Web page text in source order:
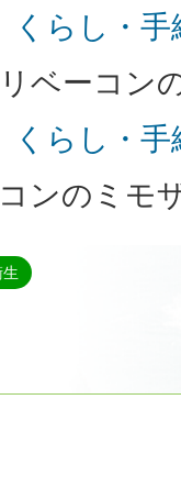
くらし・手
ベーコン
くらし・手
ンのミモ